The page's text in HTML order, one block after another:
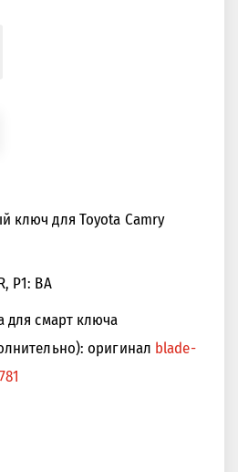
ключ для Toyota Camry
P1: BA
для смарт ключа
оригинал blade-